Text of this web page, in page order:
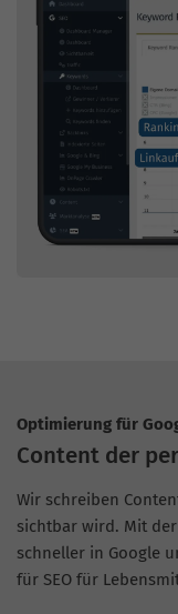
Optimierung für
Content der
Wir schreiben
sichtbar wird. Mit
schneller in Google
für SEO für